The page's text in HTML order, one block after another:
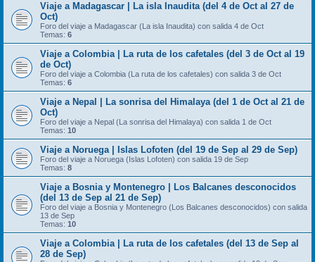
Viaje a Madagascar | La isla Inaudita (del 4 de Oct al 27 de
Oct)
Foro del viaje a Madagascar (La isla Inaudita) con salida 4 de Oct
Temas: 6
Viaje a Colombia | La ruta de los cafetales (del 3 de Oct al 19
de Oct)
Foro del viaje a Colombia (La ruta de los cafetales) con salida 3 de Oct
Temas: 6
Viaje a Nepal | La sonrisa del Himalaya (del 1 de Oct al 21 de
Oct)
Foro del viaje a Nepal (La sonrisa del Himalaya) con salida 1 de Oct
Temas: 10
Viaje a Noruega | Islas Lofoten (del 19 de Sep al 29 de Sep)
Foro del viaje a Noruega (Islas Lofoten) con salida 19 de Sep
Temas: 8
Viaje a Bosnia y Montenegro | Los Balcanes desconocidos
(del 13 de Sep al 21 de Sep)
Foro del viaje a Bosnia y Montenegro (Los Balcanes desconocidos) con salida
13 de Sep
Temas: 10
Viaje a Colombia | La ruta de los cafetales (del 13 de Sep al
28 de Sep)